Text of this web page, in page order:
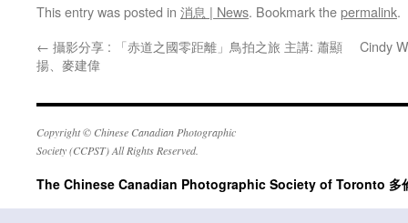
This entry was posted in 消息 | News. Bookmark thepermalink.
← 攝影分享 : 「赤道之國零距離」鳥拍之旅 主講: 蕭顯
揚、麥建偉
Cindy
Copyright © Chinese Canadian Photographic
Society (CCPST) All Rights Reserved.
The Chinese Canadian Photographic Society of Toronto 多